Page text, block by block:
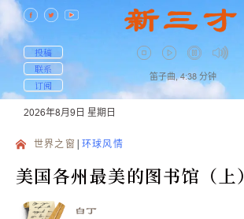
投稿
联系
订阅
笛子曲, 4:38 分钟
2026年8月9日 星期日
世界之窗 环球风情
美国各州最美的图书馆（上）
白丁